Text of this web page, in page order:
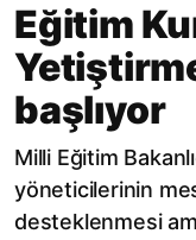
Eğitim
başlıyor
Milli Eğitim
yöneticilerinin
desteklenmesi